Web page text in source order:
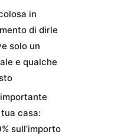
in
di dirle
solo un
e qualche
casa:
sull’importo